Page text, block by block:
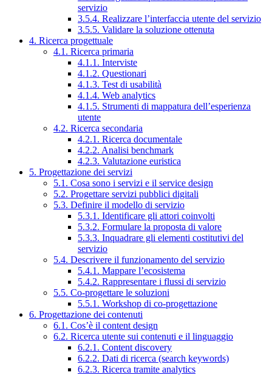
servizio
3.5.4. Realizzare l’interfaccia utente del servizio
3.5.5. Validare la soluzione ottenuta
4. Ricerca progettuale
4.1. Ricerca primaria
4.1.1. Interviste
4.1.2. Questionari
4.1.3. Test di usabilità
4.1.4. Web analytics
4.1.5. Strumenti di mappatura dell’esperienza
utente
4.2. Ricerca secondaria
4.2.1. Ricerca documentale
4.2.2. Analisi benchmark
4.2.3. Valutazione euristica
5. Progettazione dei servizi
5.1. Cosa sono i servizi e il service design
5.2. Progettare servizi pubblici digitali
5.3. Definire il modello di servizio
5.3.1. Identificare gli attori coinvolti
5.3.2. Formulare la proposta di valore
5.3.3. Inquadrare gli elementi costitutivi del
servizio
5.4. Descrivere il funzionamento del servizio
5.4.1. Mappare l’ecosistema
5.4.2. Rappresentare i flussi di servizio
5.5. Co-progettare le soluzioni
5.5.1. Workshop di co-progettazione
6. Progettazione dei contenuti
6.1. Cos’è il content design
6.2. Ricerca utente sui contenuti e il linguaggio
6.2.1. Content discovery
6.2.2. Dati di ricerca (search keywords)
6.2.3. Ricerca tramite analytics